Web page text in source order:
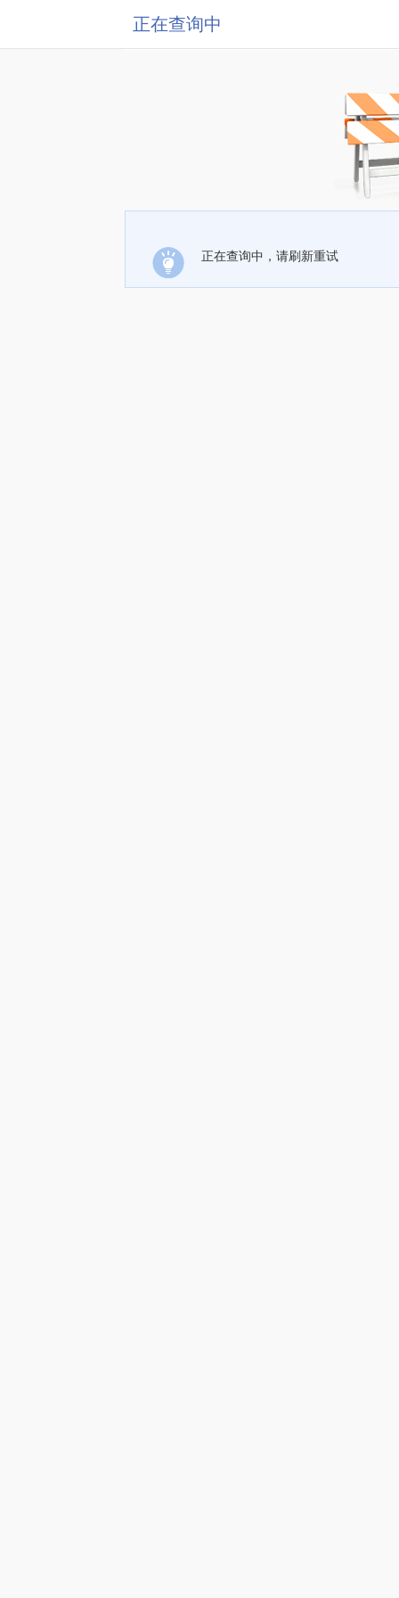
正在查询中
正在查询中，请刷新重试